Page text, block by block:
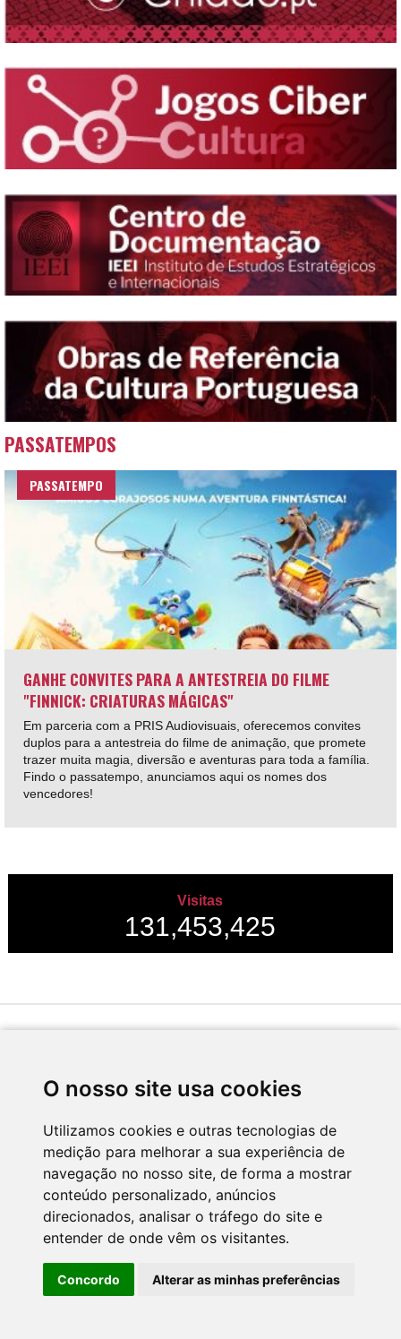
O nosso site usa cookies
Utilizamos cookies e outras tecnologias de
medição para melhorar a sua experiência de
navegação no nosso site, de forma a mostrar
conteúdo personalizado, anúncios
direcionados, analisar o tráfego do site e
entender de onde vêm os visitantes.
Concordo Alterar as minhas preferências
PASSATEMPOS
PASSATEMPO
GANHE CONVITES PARA A ANTESTREIA DO FILME
"FINNICK: CRIATURAS MÁGICAS"
Em parceria com a PRIS Audiovisuais, oferecemos convites
duplos para a antestreia do filme de animação, que promete
trazer muita magia, diversão e aventuras para toda a família.
Findo o passatempo, anunciamos aqui os nomes dos
vencedores!
Visitas
131,453,425
CNC - Centro Nacional de Cultura 2026 © Todos os direitos reservados